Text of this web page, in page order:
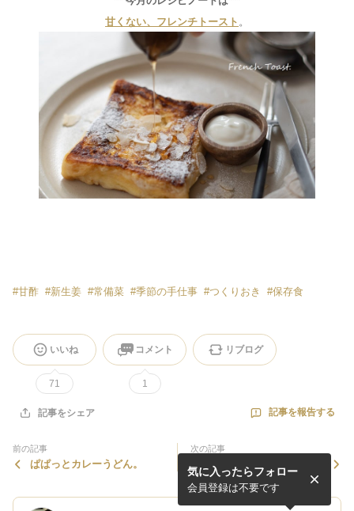
甘くない、フレンチトースト 。
#甘酢 #新生姜 #常備菜 #季節の手仕事 #つくりおき #保存食
いいね
71
コメント
1
リブログ
記事をシェア 記事を報告する
前の記事
ぱぱっとカレーうどん。
次の記事
おべんとう。5月。
気に入ったらフォロー
会員登録は不要です